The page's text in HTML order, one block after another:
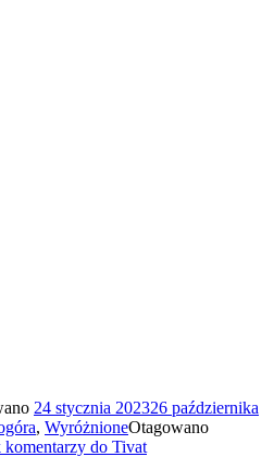
24 stycznia 202326 października
, WyróżnioneOtagowano
komentarzy do Tivat